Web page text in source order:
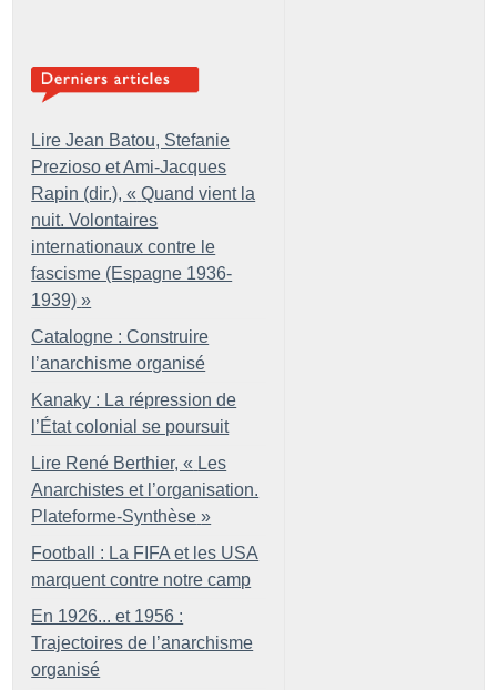
Lire Jean Batou, Stefanie
Prezioso et Ami-Jacques
Rapin (dir.), « Quand vient la
nuit. Volontaires
internationaux contre le
fascisme (Espagne 1936-
1939) »
Catalogne : Construire
l’anarchisme organisé
Kanaky : La répression de
l’État colonial se poursuit
Lire René Berthier, « Les
Anarchistes et l’organisation.
Plateforme-Synthèse »
Football : La FIFA et les USA
marquent contre notre camp
En 1926... et 1956 :
Trajectoires de l’anarchisme
organisé